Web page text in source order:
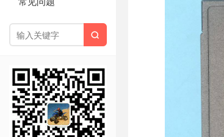
